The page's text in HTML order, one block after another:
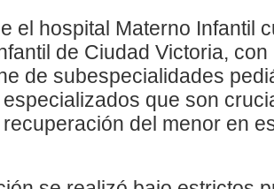
el hospital Materno Infantil
de Ciudad Victoria,
de subespecialidades
que son
del menor en